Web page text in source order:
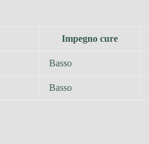
Impegno cure
Basso
Basso